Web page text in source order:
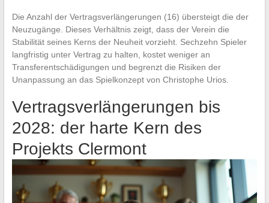
Die Anzahl der Vertragsverlängerungen (16) übersteigt die der
Neuzugänge. Dieses Verhältnis zeigt, dass der Verein die
Stabilität seines Kerns der Neuheit vorzieht. Sechzehn Spieler
langfristig unter Vertrag zu halten, kostet weniger an
Transferentschädigungen und begrenzt die Risiken der
Unanpassung an das Spielkonzept von Christophe Urios.
Vertragsverlängerungen bis
2028: der harte Kern des
Projekts Clermont